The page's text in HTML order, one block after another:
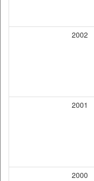
2002
2001
2000